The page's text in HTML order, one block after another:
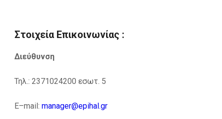
Στοιχεία Επικοινωνίας :
Διεύθυνση
Τηλ.: 2371024200 εσωτ. 5
E–mail:manager@epihal.gr